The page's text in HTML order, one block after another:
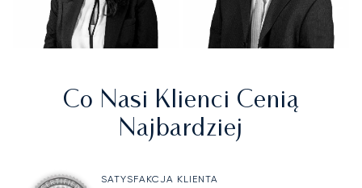
Co Nasi Klienci Cenią
Najbardziej
SATYSFAKCJA KLIENTA